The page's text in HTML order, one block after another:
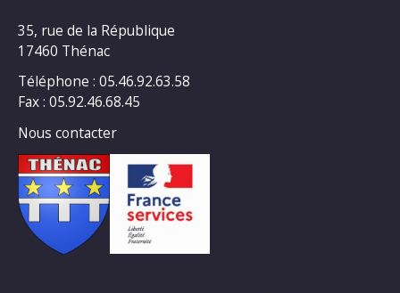
35, rue de la République
17460 Thénac
Téléphone : 05.46.92.63.58
Fax : 05.92.46.68.45
Nous contacter